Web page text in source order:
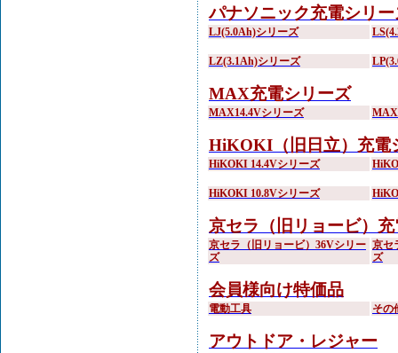
パナソニック充電シリー
LJ(5.0Ah)シリーズ
LZ(3.1Ah)シリーズ
MAX充電シリーズ
MAX14.4Vシリーズ
HiKOKI（旧日立）充電
HiKOKI 14.4Vシリーズ
HiKOKI 10.8Vシリーズ
京セラ（旧リョービ）
京セラ（旧リョービ）36Vシリー
ズ
京セ
ズ
会員様向け特価品
電動工具 その
アウトドア・レジャー